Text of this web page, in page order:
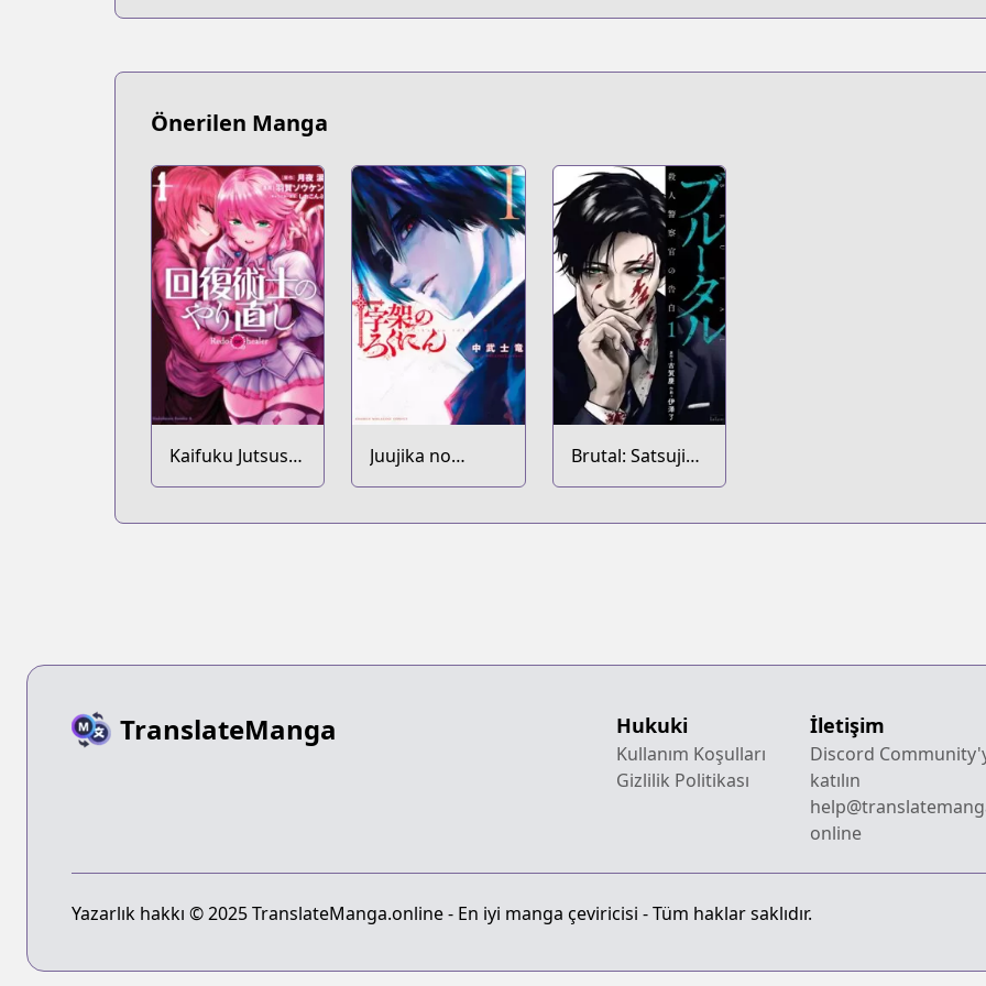
Önerilen Manga
Kaifuku Jutsushi
no Yarinaoshi
Juujika no
Rokunin
Brutal: Satsujin
Keisatsukan no
TranslateManga Hukuki
Kullanım Koşulları
Gizlilik Politikası
İletişim
Discord
katılın
online
Yazarlık hakkı © 2025 TranslateManga.online - En iyi manga çeviricisi - Tüm haklar saklıdır.